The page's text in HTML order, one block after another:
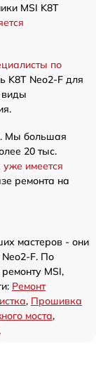
MSI K8T
по
K8T Neo2-F для
виды
Мы большая
20 тыс.
уже имеется
ремонта на
мастеров - они
Neo2-F. По
MSI,
Ремонт
, Прошивка
моста,